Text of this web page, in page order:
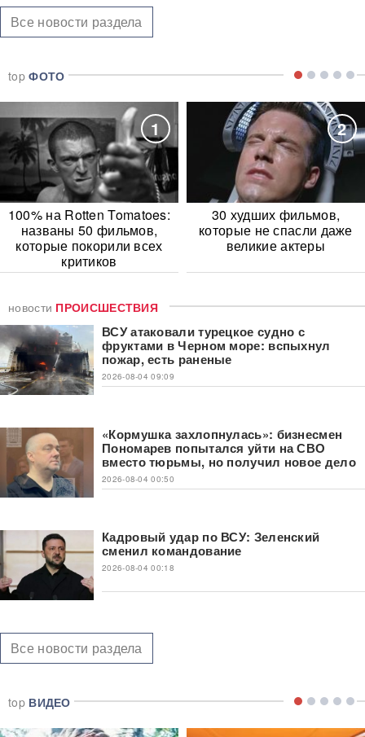
Все новости раздела
topФОТО
1
100% на Rotten Tomatoes:
названы 50 фильмов,
которые покорили всех
критиков
2
30 худших фильмов,
которые не спасли даже
великие актеры
новости ПРОИСШЕСТВИЯ
ВСУ атаковали турецкое судно с
фруктами в Черном море: вспыхнул
пожар, есть раненые
2026-08-04 09:09
«Кормушка захлопнулась»: бизнесмен
Пономарев попытался уйти на СВО
вместо тюрьмы, но получил новое дело
2026-08-04 00:50
Кадровый удар по ВСУ: Зеленский
сменил командование
2026-08-04 00:18
Все новости раздела
top ВИДЕО